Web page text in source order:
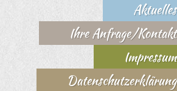
Aktuelles
Ihre Anfrage/Kontakt
Impressum
Datenschutzerklärung